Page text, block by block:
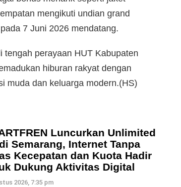
mengikuti undian grand
7 Juni 2026 mendatang.
tengah perayaan HUT Kabupaten
hiburan rakyat dengan
muda dan keluarga modern.(HS)
Luncurkan Unlimited
Semarang, Internet Tanpa
Kecepatan dan Kuota Hadir
Dukung Aktivitas Digital
2026, 7:35 pm